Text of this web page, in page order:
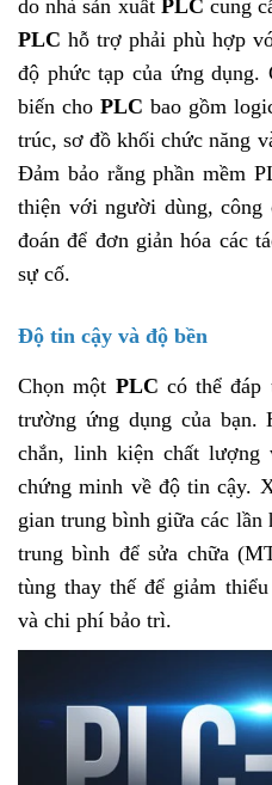
do nhà sản xuấtPLC cung
PLC hỗ trợ phải phù hợp
độ phức tạp của ứng
biến cho PLCbao gồm
trúc, sơ đồ khối chức năng
Đảm bảo rằng phần mềm
thiện với người dùng, công
đoán để đơn giản hóa các
sự cố.
Độ tin cậy và độ bền
Chọn một PLC có thể đáp
trường ứng dụng của bạn.
chắn, linh kiện chất
chứng minh về độ tin cậy.
gian trung bình giữa các
trung bình để sửa chữa
tùng thay thế để giảm
và chi phí bảo trì.